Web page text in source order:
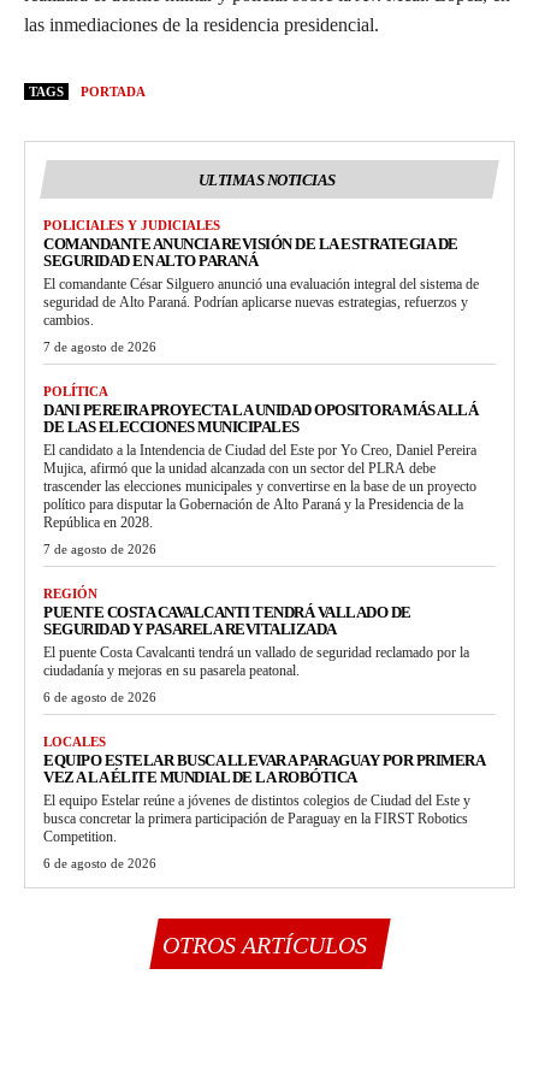
las inmediaciones de la residencia presidencial.
TAGS PORTADA
ULTIMAS NOTICIAS
POLICIALES Y JUDICIALES
COMANDANTE ANUNCIA REVISIÓN DE LA ESTRATEGIA DE
SEGURIDAD EN ALTO PARANÁ
El comandante César Silguero anunció una evaluación integral del sistema de
seguridad de Alto Paraná. Podrían aplicarse nuevas estrategias, refuerzos y
cambios.
7 de agosto de 2026
POLÍTICA
DANI PEREIRA PROYECTA LA UNIDAD OPOSITORA MÁS ALLÁ
DE LAS ELECCIONES MUNICIPALES
El candidato a la Intendencia de Ciudad del Este por Yo Creo, Daniel Pereira
Mujica, afirmó que la unidad alcanzada con un sector del PLRA debe
trascender las elecciones municipales y convertirse en la base de un proyecto
político para disputar la Gobernación de Alto Paraná y la Presidencia de la
República en 2028.
7 de agosto de 2026
REGIÓN
PUENTE COSTA CAVALCANTI TENDRÁ VALLADO DE
SEGURIDAD Y PASARELA REVITALIZADA
El puente Costa Cavalcanti tendrá un vallado de seguridad reclamado por la
ciudadanía y mejoras en su pasarela peatonal.
6 de agosto de 2026
LOCALES
EQUIPO ESTELAR BUSCA LLEVAR A PARAGUAY POR PRIMERA
VEZ A LA ÉLITE MUNDIAL DE LA ROBÓTICA
El equipo Estelar reúne a jóvenes de distintos colegios de Ciudad del Este y
busca concretar la primera participación de Paraguay en la FIRST Robotics
Competition.
6 de agosto de 2026
OTROS ARTÍCULOS